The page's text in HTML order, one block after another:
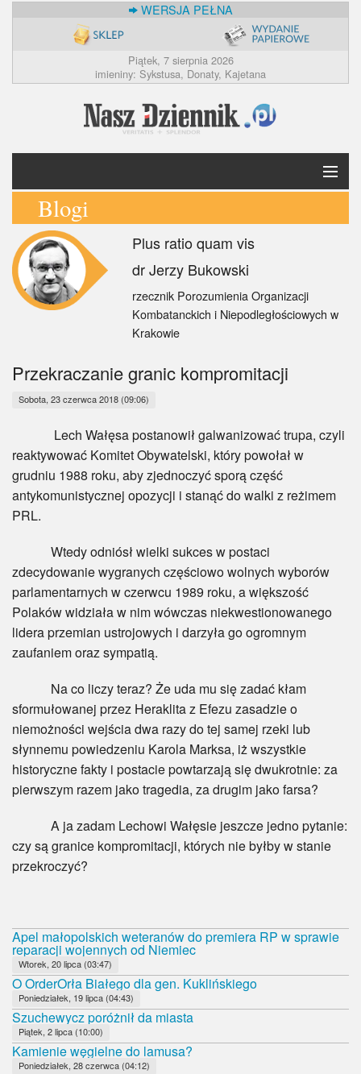
WERSJA PEŁNA
Piątek, 7 sierpnia 2026
imieniny: Sykstusa, Donaty, Kajetana
Krótko
Polska
Świat
Myśl
Wiara
BlogAiD
Zaproszenia
Blogi
Plus ratio quam vis
dr Jerzy Bukowski
rzecznik Porozumienia Organizacji
Kombatanckich i Niepodległościowych w
Krakowie
Przekraczanie granic kompromitacji
Sobota, 23 czerwca 2018 (09:06)
Lech Wałęsa postanowił galwanizować trupa, czyli
reaktywować Komitet Obywatelski, który powołał w
grudniu 1988 roku, aby zjednoczyć sporą część
antykomunistycznej opozycji i stanąć do walki z reżimem
PRL.
Wtedy odniósł wielki sukces w postaci
zdecydowanie wygranych częściowo wolnych wyborów
parlamentarnych w czerwcu 1989 roku, a większość
Polaków widziała w nim wówczas niekwestionowanego
lidera przemian ustrojowych i darzyła go ogromnym
zaufaniem oraz sympatią.
Na co liczy teraz? Że uda mu się zadać kłam
sformułowanej przez Heraklita z Efezu zasadzie o
niemożności wejścia dwa razy do tej samej rzeki lub
słynnemu powiedzeniu Karola Marksa, iż wszystkie
historyczne fakty i postacie powtarzają się dwukrotnie: za
pierwszym razem jako tragedia, za drugim jako farsa?
A ja zadam Lechowi Wałęsie jeszcze jedno pytanie:
czy są granice kompromitacji, których nie byłby w stanie
przekroczyć?
Apel małopolskich weteranów do premiera RP w sprawie
reparacji wojennych od Niemiec
Wtorek, 20 lipca (03:47)
O OrderOrła Białego dla gen. Kuklińskiego
Poniedziałek, 19 lipca (04:43)
Szuchewycz poróżnił da miasta
Piątek, 2 lipca (10:00)
Kamienie węgielne do lamusa?
Poniedziałek, 28 czerwca (04:12)